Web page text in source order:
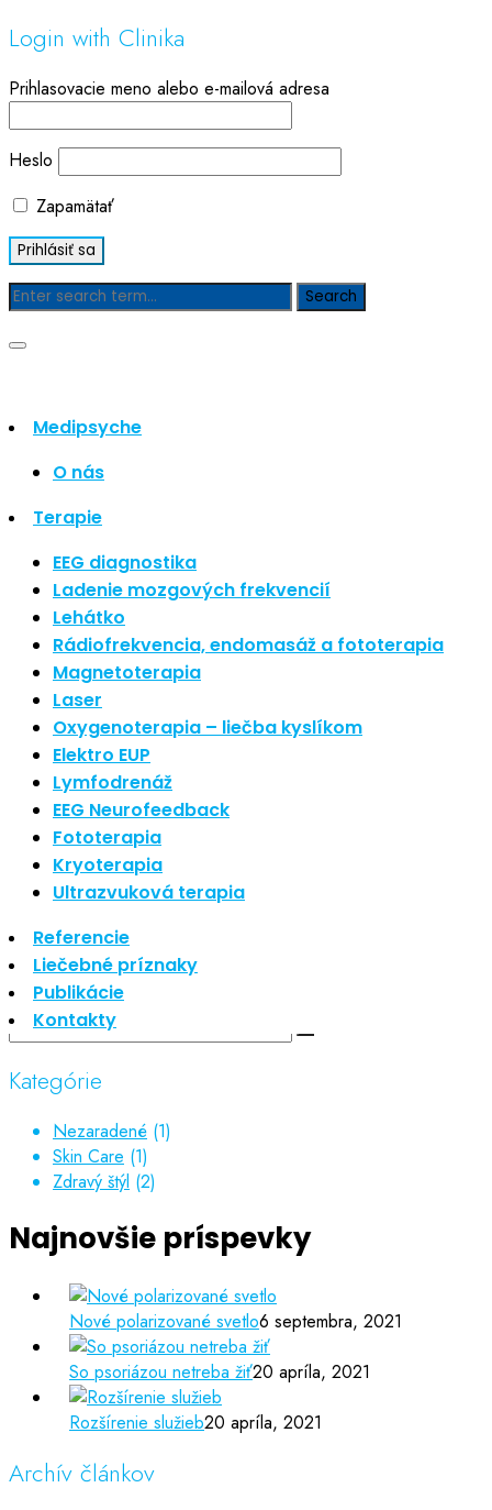
Login with Clinika
Prihlasovacie meno alebo e-mailová adresa
Heslo
Zapamätať
Medipsyche
O nás
Terapie
EEG diagnostika
Ladenie mozgových frekvencií
Lehátko
Rádiofrekvencia, endomasáž a fototerapia
Magnetoterapia
Laser
Oxygenoterapia – liečba kyslíkom
Elektro EUP
Lymfodrenáž
EEG Neurofeedback
Fototerapia
Kryoterapia
Ultrazvuková terapia
Referencie
Liečebné príznaky
Publikácie
Kontakty
Blog
Najnovšie články
Nové polarizované svetlo
Rozšírenie služieb
Hudba a vývoj mozgu
Najnovšie komentáre
Žiadne komentáre na zobrazenie.
Archív
september 2021
apríl 2021
august 2020
Kategórie
Nezaradené
Skin Care
Zdravý štýl
Kategórie
Nezaradené (1)
Skin Care (1)
Zdravý štýl (2)
Najnovšie príspevky
Nové polarizované svetlo6 septembra, 2021
So psoriázou netreba žiť20 apríla, 2021
Rozšírenie služieb20 apríla, 2021
Archív článkov